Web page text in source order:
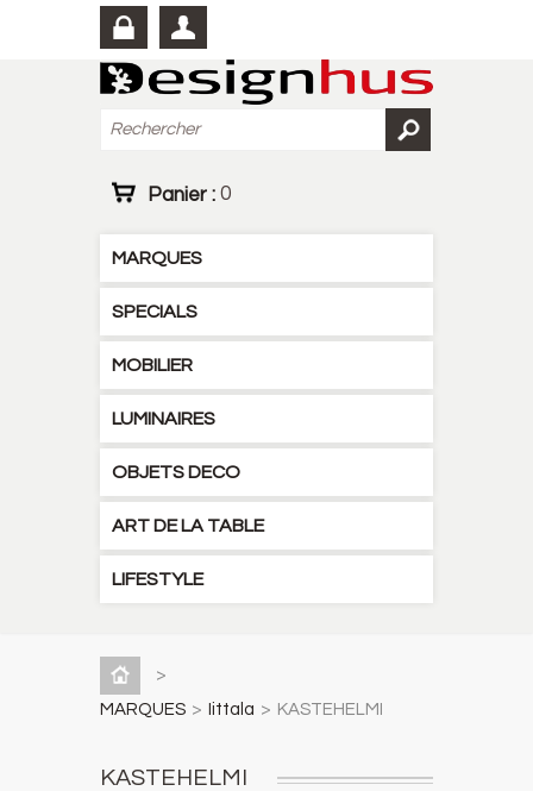
Panier : 0
MARQUES
SPECIALS
MOBILIER
LUMINAIRES
OBJETS DECO
ART DE LA TABLE
LIFESTYLE
>
MARQUES > Iittala > KASTEHELMI
KASTEHELMI